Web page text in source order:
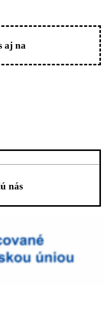
aj na
nás